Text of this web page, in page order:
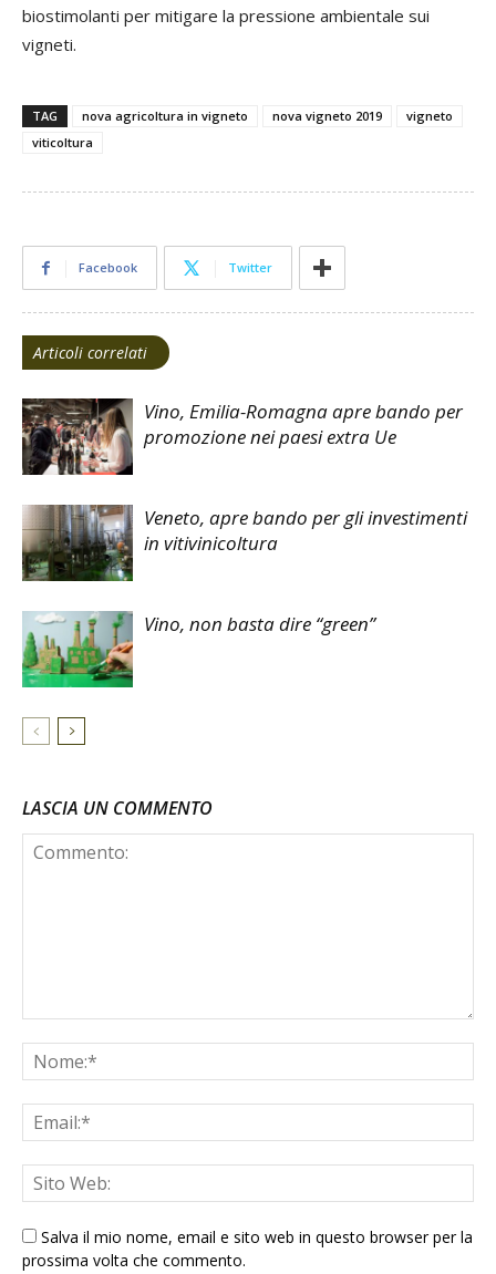
biostimolanti per mitigare la pressione ambientale sui
vigneti.
TAG nova agricoltura in vigneto nova vigneto 2019
vigneto
viticoltura
Facebook Twitter
Articoli correlati
Vino, Emilia-Romagna apre bando per
promozione nei paesi extra Ue
Veneto, apre bando per gli investimenti
in vitivinicoltura
Vino, non basta dire “green”
LASCIA UN COMMENTO
Salva il mio nome, email e sito web in questo browser per la
prossima volta che commento.